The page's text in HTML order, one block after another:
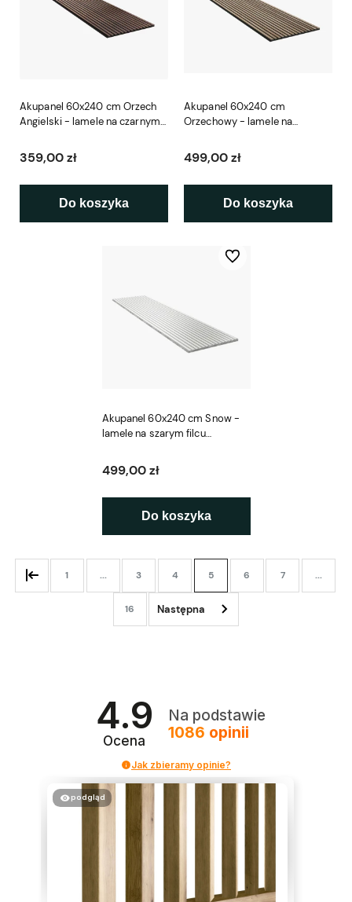
Akupanel 60x240 cm Orzech
Angielski - lamele na czarnym
359,00 zł
Do koszyka
Akupanel 60x240 cm
Orzechowy - lamele na
499,00 zł
Do koszyka
Akupanel 60x240 cm Snow -
lamele na szarym filcu
499,00 zł
Do koszyka
Do ulubionych
1 ... 3 4 5 6 7 ...
16
4.9
Ocena
Na podstawie
1086 opinii
Jak zbieramy opinie?
podgląd